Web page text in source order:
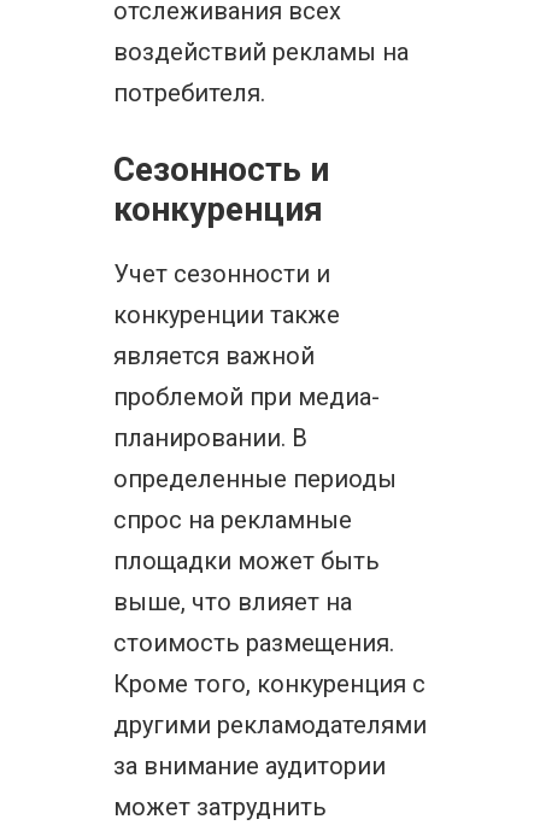
отслеживания всех
воздействий рекламы на
потребителя.
Сезонность и
конкуренция
Учет сезонности и
конкуренции также
является важной
проблемой при медиа-
планировании. В
определенные периоды
спрос на рекламные
площадки может быть
выше, что влияет на
стоимость размещения.
Кроме того, конкуренция с
другими рекламодателями
за внимание аудитории
может затруднить